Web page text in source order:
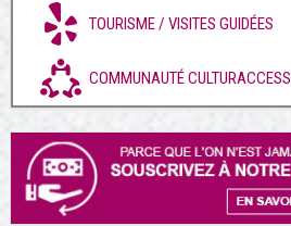
TOURISME / VISITES GUIDÉES
COMMUNAUTÉ CULTURACCESS